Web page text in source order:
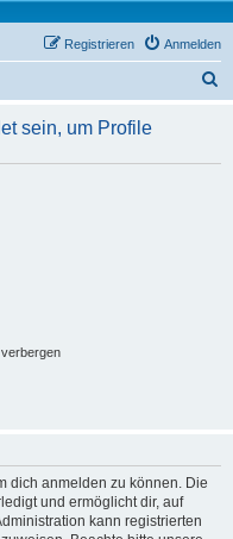
Anmelden
Registrieren
h
sein, um Profile
dich anmelden zu können. Die
und ermöglicht dir, auf
kann registrierten